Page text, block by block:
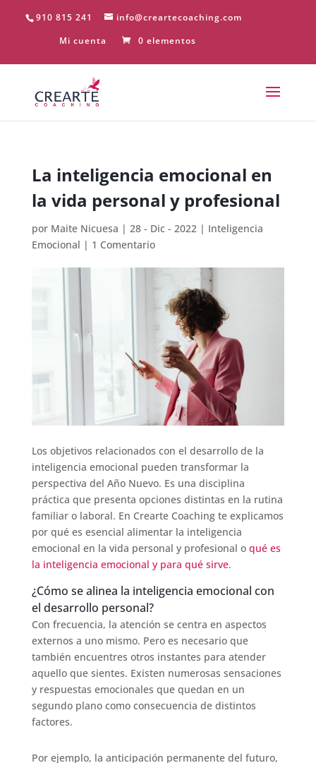
910 815 241
info@creartecoaching.com
Mi cuenta
0 elementos
La inteligencia emocional en
la vida personal y profesional
por Maite Nicuesa | 28 - Dic - 2022| Inteligencia
Emocional | 1 Comentario
Los objetivos relacionados con el desarrollo de la
inteligencia emocional pueden transformar la
perspectiva del Año Nuevo. Es una disciplina
práctica que presenta opciones distintas en la rutina
familiar o laboral. En Crearte Coaching te explicamos
por qué es esencial alimentar la inteligencia
emocional en la vida personal y profesional o qué es
la inteligencia emocional y para qué sirve.
¿Cómo se alinea la inteligencia emocional con
el desarrollo personal?
Con frecuencia, la atención se centra en aspectos
externos a uno mismo. Pero es necesario que
también encuentres otros instantes para atender
aquello que sientes. Existen numerosas sensaciones
y respuestas emocionales que quedan en un
segundo plano como consecuencia de distintos
factores.
Por ejemplo, la anticipación permanente del futuro,